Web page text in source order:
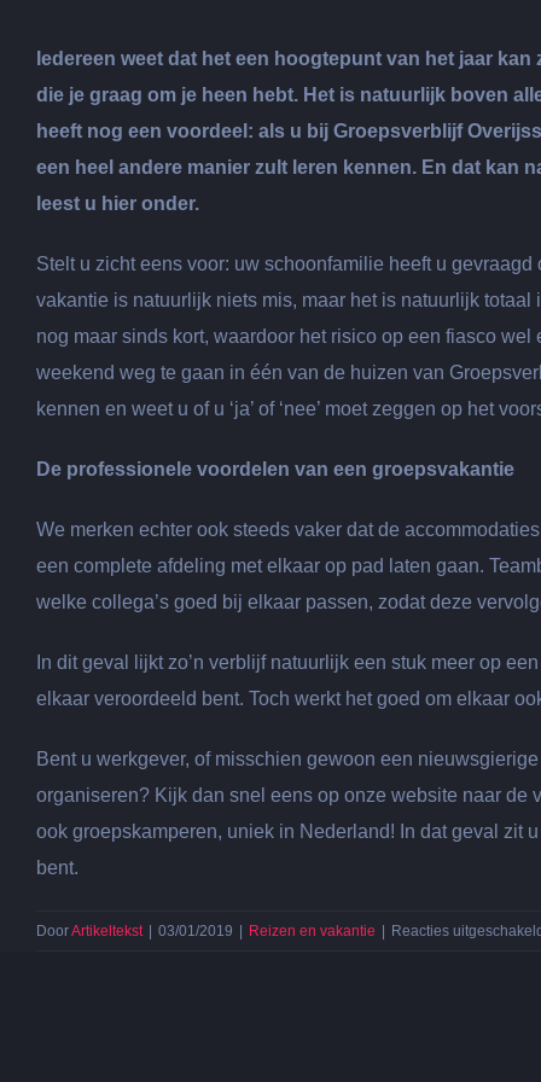
afbeelding
Iedereen weet dat het een hoogtepunt van het jaar
die je graag om je heen hebt. Het is natuurlijk boven
heeft nog een voordeel: als u bij Groepsverblijf
een heel andere manier zult leren kennen. En dat kan
leest u hier onder.
Stelt u zicht eens voor: uw schoonfamilie heeft u
vakantie is natuurlijk niets mis, maar het is natuurlijk
nog maar sinds kort, waardoor het risico op een fiasco
weekend weg te gaan in één van de huizen van
kennen en weet u of u ‘ja’ of ‘nee’ moet zeggen op het
De professionele voordelen van een groepsvakantie
We merken echter ook steeds vaker dat de
een complete afdeling met elkaar op pad laten gaan.
welke collega’s goed bij elkaar passen, zodat deze
In dit geval lijkt zo’n verblijf natuurlijk een stuk meer op
elkaar veroordeeld bent. Toch werkt het goed om elkaar
Bent u werkgever, of misschien gewoon een
organiseren? Kijk dan snel eens op onze website naar
ook groepskamperen, uniek in Nederland! In dat geval zit
bent.
DoorArtikeltekst 03/01/2019 Reizen en vakantie Reacties uitgeschakeld